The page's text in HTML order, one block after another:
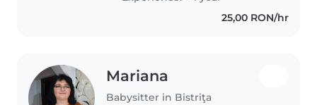
timp cu copiii, să mă joc, să-i
ascult și să le ofer siguranță..25,00 RON/hr
Mariana
Babysitter in Bistriţa